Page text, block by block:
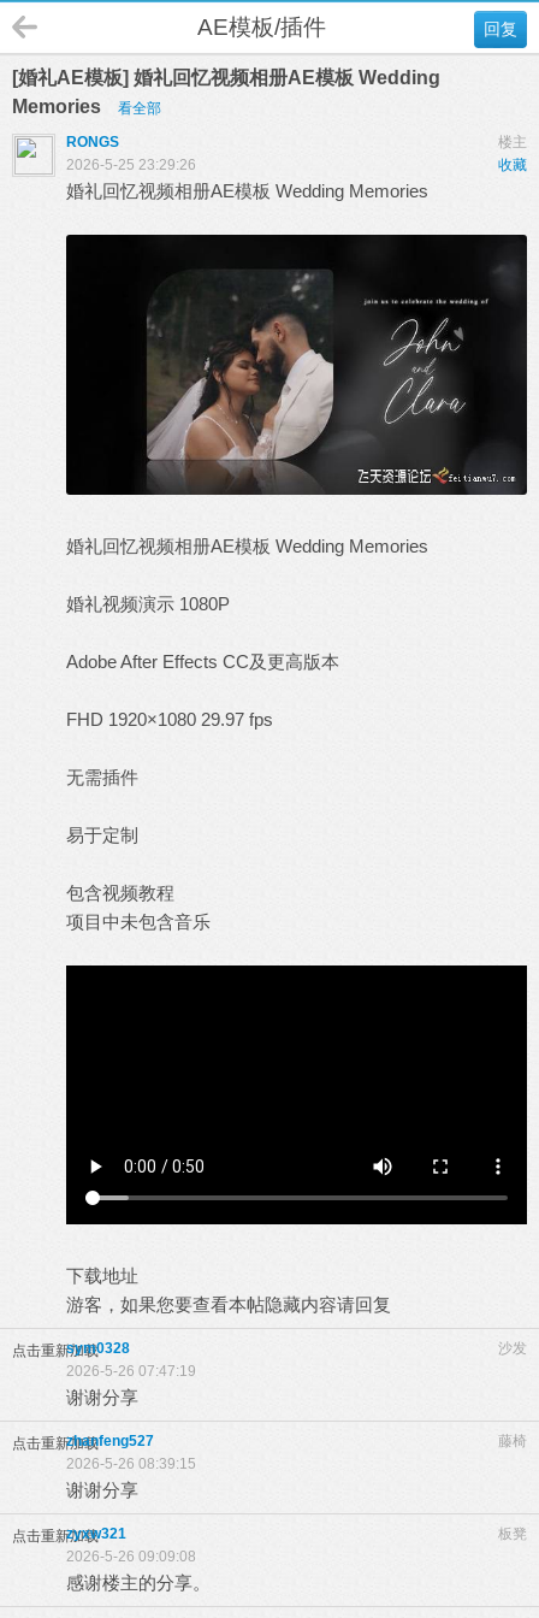
回复
AE模板/插件
[婚礼AE模板] 婚礼回忆视频相册AE模板 Wedding
Memories
看全部
楼主
RONGS
收藏
2026-5-25 23:29:26
婚礼回忆视频相册AE模板 Wedding Memories
婚礼回忆视频相册AE模板 Wedding Memories
婚礼视频演示 1080P
Adobe After Effects CC及更高版本
FHD 1920×1080 29.97 fps
无需插件
易于定制
包含视频教程
项目中未包含音乐
下载地址
游客，如果您要查看本帖隐藏内容请回复
点击重新加载 沙发
sym0328
2026-5-26 07:47:19
谢谢分享
点击重新加载 藤椅
zhanfeng527
2026-5-26 08:39:15
谢谢分享
点击重新加载 板凳
zyxw321
2026-5-26 09:09:08
感谢楼主的分享。